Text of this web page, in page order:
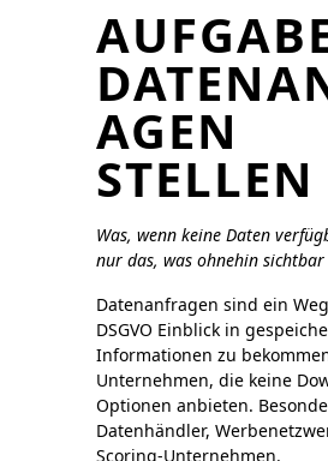
AGEN
STELLEN
Was, wenn keine Daten
nur das, was ohnehin sichtbar
Datenanfragen sind ein
DSGVO Einblick in
Informationen zu
Unternehmen, die keine
Optionen anbieten.
Datenhändler,
Scoring-Unternehmen.